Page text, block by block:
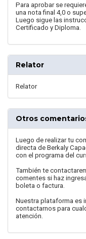
Para aprobar se
una nota final 4,0 o
Luego sigue las
Certificado y Diploma.
Relator
Relator
Otros
Luego de realizar tu
directa de Berkaly
con el programa del
También te
comentes si haz
boleta o factura.
Nuestra plataforma es
contactarnos para
atención.